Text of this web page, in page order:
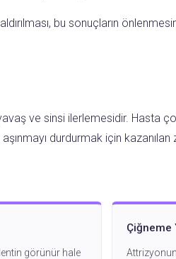
bu sonuçların
yavaş ve sinsi ilerlemesidir.
durdurmak için
görünür hale
Çiğneme